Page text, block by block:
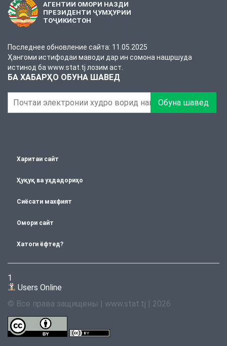
АГЕНТИИ ОМОРИ НАЗДИ
ПРЕЗИДЕНТИ ҶУМҲУРИИ
ТОҶИКИСТОН
Последнее обновление сайта: 11.05.2025
Ҳангоми истифодаи маводи дар ин сомона нашршуда
истинод ба www.stat.tj лозим аст.
БА ХАБАРҲО ОБУНА ШАВЕД
Обуна шавед
Харитаи сайт
Ҳуқуқ ва уҳдадориҳо
Сиёсати махфият
Омори сайт
Хатоги ёфтед?
1
Users Online
© Все права защищены | www.stat.tj | 2026